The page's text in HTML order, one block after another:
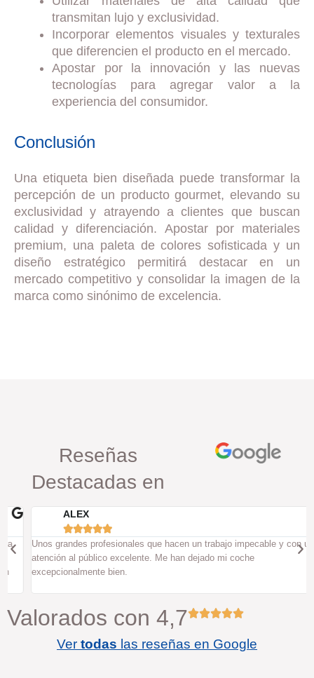
transmitan lujo y exclusividad.
Incorporar elementos visuales y texturales
que diferencien el producto en el mercado.
Apostar por la innovación y las nuevas
tecnologías para agregar valor a la
experiencia del consumidor.
Conclusión
Una etiqueta bien diseñada puede transformar la
percepción de un producto gourmet, elevando su
exclusividad y atrayendo a clientes que buscan
calidad y diferenciación. Apostar por materiales
premium, una paleta de colores sofisticada y un
diseño estratégico permitirá destacar en un
mercado competitivo y consolidar la imagen de la
marca como sinónimo de excelencia.
Reseñas
Destacadas en
ALEX

Unos grandes profesionales que hacen un trabajo impecable y con un
atención al público excelente. Me han dejado mi coche
excepcionalmente bien.
Valorados con 4,7
Ver todas las reseñas en Google